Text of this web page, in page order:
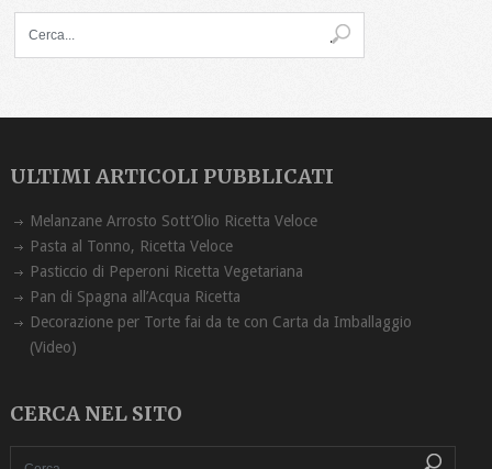
ULTIMI ARTICOLI PUBBLICATI
Melanzane Arrosto Sott’Olio Ricetta ‏Veloce
Pasta al Tonno, Ricetta Veloce
Pasticcio di Peperoni Ricetta Vegetariana
Pan di Spagna all’Acqua Ricetta
Decorazione per Torte fai da te con Carta da Imballaggio
(Video)
CERCA NEL SITO